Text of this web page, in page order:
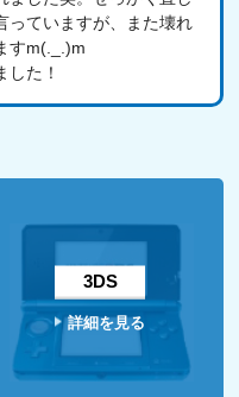
っていますが、また壊れ
すm(._.)m
した！
3DS
詳細を見る